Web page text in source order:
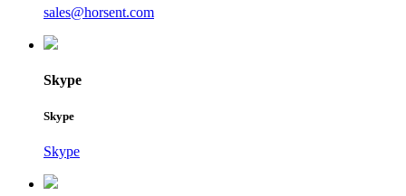
sales@horsent.com
Skype
Skype
Skype